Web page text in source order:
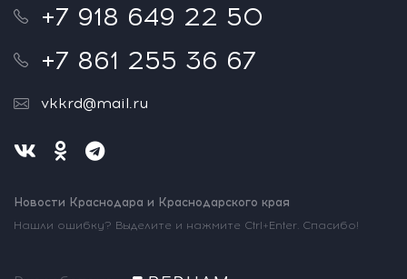
+7 918 649 22 50
+7 861 255 36 67
vkkrd@mail.ru
Новости Краснодара и Краснодарского края
Нашли ошибку? Выделите и нажмите Ctrl+Enter. Спасибо!